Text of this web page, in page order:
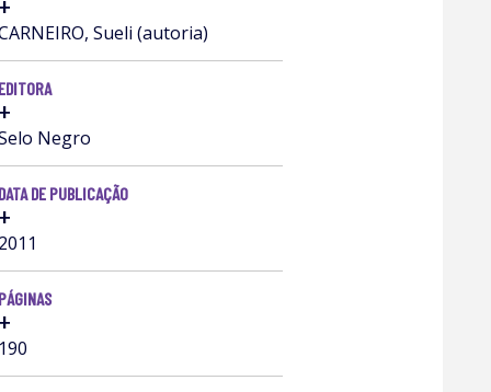
Sueli (autoria)
EDITORA
+
Negro
DATA DE PUBLICAÇÃO
+
2011
PÁGINAS
+
190